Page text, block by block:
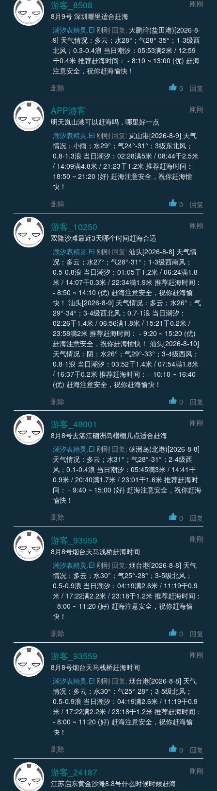
游客_8508
刚刚
8月9号 深圳哪里适合赶海
潮汐表精灵.EI 刚刚 回复: 大鹏湾(盐田港)[2026-8-
9] 天气情况：多云；水28°；气28°-35°；1-3级西
北风；0.3-0.4浪 当日潮汐：05:53满2米 / 12:59
干0.4米 推荐赶海时间： - 8:10 ~ 13:00 (优) 赶海
注意安全，祝你赶海愉快！
删除
0 回复
APP游客
刚刚
明天岚山港可以赶海吗，哪里好一点
潮汐表精灵.EI 刚刚 回复: 岚山港[2026-8-9] 天气
情况：小雨；水29°；气24°-31°；3级东北风；
0.8-1.3浪 当日潮汐：02:28满5米 / 08:44干2.5米
/ 14:09满4.8米 / 21:23干1.2米 推荐赶海时间： -
18:50 ~ 21:20 (好) 赶海注意安全，祝你赶海愉
快！
删除
0 回复
游客_10250
刚刚
双隆沙滩最近3天哪个时间赶海合适
潮汐表精灵.EI 刚刚 回复: 汕头[2026-8-8] 天气情
况：多云；水27°；气28°-31°；1-3级西南风；
0.5-0.8浪 当日潮汐：01:05干1.2米 / 06:24满1.8
米 / 14:07干0.3米 / 22:34满1.9米 推荐赶海时间：
- 8:50 ~ 14:10 (优) 赶海注意安全，祝你赶海愉
快！ 汕头[2026-8-9] 天气情况：多云；水26°；气
29°-34°；3-4级西北风；0.7-1浪 当日潮汐：
02:26干1.4米 / 06:56满1.8米 / 15:21干0.2米 /
23:58满2米 推荐赶海时间： - 9:20 ~ 15:20 (优)
赶海注意安全，祝你赶海愉快！ 汕头[2026-8-10]
天气情况：阴；水26°；气29°-33°；3-4级西风；
0.8-1浪 当日潮汐：03:52干1.4米 / 07:54满1.8米
/ 16:37干0.2米 推荐赶海时间： - 10:10 ~ 16:40
(优) 赶海注意安全，祝你赶海愉快！
删除
0 回复
游客_48001
刚刚
8月8号去湛江硇洲岛橧棚几点适合赶海
潮汐表精灵.EI 刚刚 回复: 硇洲岛(北港)[2026-8-8]
天气情况：多云；水31°；气28°-31°；2-4级西
风；0.1-0.4浪 当日潮汐：05:45满3米 / 14:41干
0.9米 / 20:40满1.7米 / 23:01干1.6米 推荐赶海时
间： - 9:40 ~ 15:00 (好) 赶海注意安全，祝你赶海
愉快！
删除
0 回复
游客_93559
刚刚
8月8号烟台天马浅桥赶海时间
潮汐表精灵.EI 刚刚 回复: 烟台港[2026-8-8] 天气
情况：多云；水30°；气25°-28°；3-5级北风；
0.5-0.9浪 当日潮汐：04:19满2.6米 / 11:19干0.9
米 / 17:22满2.2米 / 23:18干1.2米 推荐赶海时间：
- 8:00 ~ 11:20 (好) 赶海注意安全，祝你赶海愉
快！
删除
0 回复
游客_93559
刚刚
8月8号烟台天马栈桥赶海时间
潮汐表精灵.EI 刚刚 回复: 烟台港[2026-8-8] 天气
情况：多云；水30°；气25°-28°；3-5级北风；
0.5-0.9浪 当日潮汐：04:19满2.6米 / 11:19干0.9
米 / 17:22满2.2米 / 23:18干1.2米 推荐赶海时间：
- 8:00 ~ 11:20 (好) 赶海注意安全，祝你赶海愉
快！
删除
0 回复
游客_24187
刚刚
江苏启东黄金沙滩8.8号什么时候时候赶海